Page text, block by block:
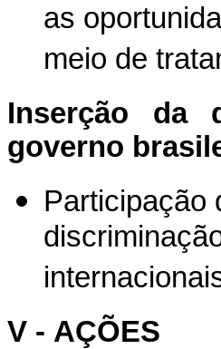
as
meio de
Inserção da
governo
Participação
V - AÇÕES